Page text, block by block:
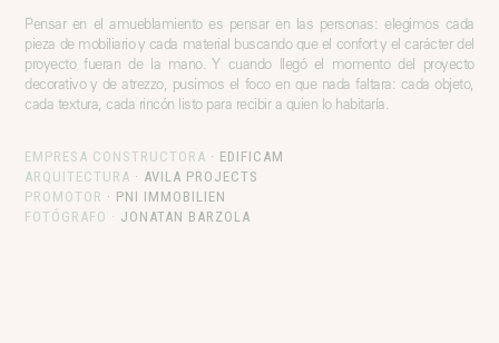
Pensar en el amueblamiento es pensar en las personas: elegimos cada
pieza de mobiliario y cada material buscando que el confort y el carácter del
proyecto fueran de la mano. Y cuando llegó el momento del proyecto
decorativo y de atrezzo, pusimos el foco en que nada faltara: cada objeto,
cada textura, cada rincón listo para recibir a quien lo habitaría.
EMPRESA CONSTRUCTORA · EDIFICAM
ARQUITECTURA · AVILA PROJECTS
PROMOTOR · PNI IMMOBILIEN
FOTÓGRAFO · JONATAN BARZOLA